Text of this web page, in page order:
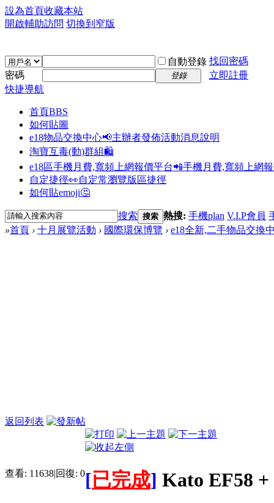
設為首頁收藏本站
開啟輔助訪問 切換到窄版
自動登錄 找回密碼
密碼
登錄
立即註冊
快捷導航
首頁BBS
如何貼圖
e18物品交換中心📢主辦者發佈活動消息說明
淘寶互毒(動)群組🛍️
e18區手機月費,寬頻上網報價平台📲手機月費,寬頻上網
自定捷徑👀自定常瀏覽版區捷徑
如何貼emoji🤔
搜索 搜索 熱搜: 手機plan V.I.P會員
»首頁 › 十月展覽活動 › 國際環保博覽 › e18全新,二手物品交換
返回列表
查看: 11638|回復: 0[已完成] Kato EF58